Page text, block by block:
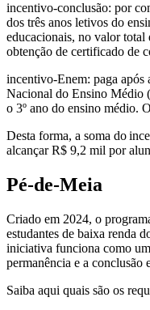
incentivo-conclusão: por
dos três anos letivos do
educacionais, no valor total
obtenção de certificado de
incentivo-Enem: paga após
Nacional do Ensino Médio
o 3º ano do ensino médio.
Desta forma, a soma do
alcançar R$ 9,2 mil por
Pé-de-Meia
Criado em 2024, o
estudantes de baixa renda
iniciativa funciona como
permanência e a conclusão
Saiba aqui quais são os